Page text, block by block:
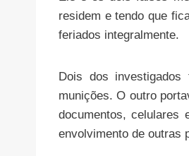
residem e tendo que
feriados integralmente.
Dois dos
munições. O outro
documentos, celulares
envolvimento de outras